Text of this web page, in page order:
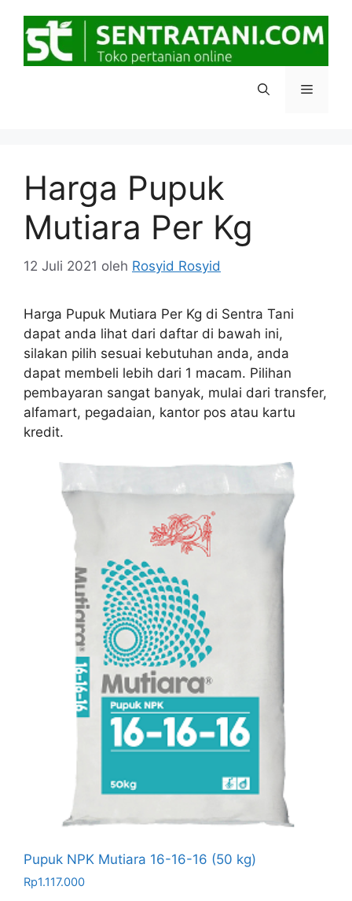
Menu
Harga Pupuk
Mutiara Per Kg
12 Juli 2021 oleh Rosyid Rosyid
Harga Pupuk Mutiara Per Kg di Sentra Tani
dapat anda lihat dari daftar di bawah ini,
silakan pilih sesuai kebutuhan anda, anda
dapat membeli lebih dari 1 macam. Pilihan
pembayaran sangat banyak, mulai dari transfer,
alfamart, pegadaian, kantor pos atau kartu
kredit.
Pupuk NPK Mutiara 16-16-16 (50 kg)
Rp1.117.000